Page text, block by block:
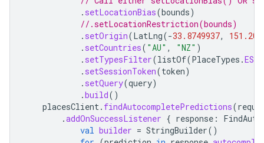
. setLocationBias(bounds)
//.setLocationRestriction(bounds)
. setOrigin(LatLng(-33.8749937,
. setCountries( "AU" , "NZ" )
. setTypesFilter(listOf(PlaceTypes .
. setSessionToken(token)
. setQuery(query)
.build()
placesClient . findAutocompletePredictions(
.addOnSuccessListener { response :
val builder = StringBuilder()